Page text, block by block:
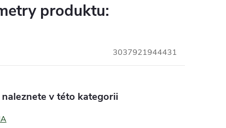
produktu:
3037921944431
v této kategorii